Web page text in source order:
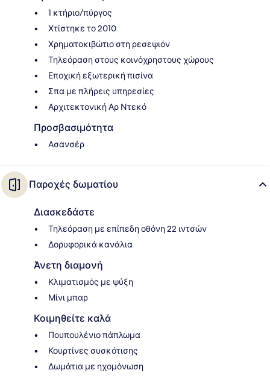
1 κτήριο/πύργος
Χτίστηκε το 2010
Χρηματοκιβώτιο στη ρεσεψιόν
Τηλεόραση στους κοινόχρηστους χώρους
Εποχική εξωτερική πισίνα
Σπα με πλήρεις υπηρεσίες
Αρχιτεκτονική Αρ Ντεκό
Προσβασιμότητα
Ασανσέρ
Παροχές δωματίου
Διασκεδάστε
Τηλεόραση με επίπεδη οθόνη 22 ιντσών
Δορυφορικά κανάλια
Άνετη διαμονή
Κλιματισμός με ψύξη
Μίνι μπαρ
Κοιμηθείτε καλά
Πουπουλένιο πάπλωμα
Κουρτίνες συσκότισης
Δωμάτια με ηχομόνωση